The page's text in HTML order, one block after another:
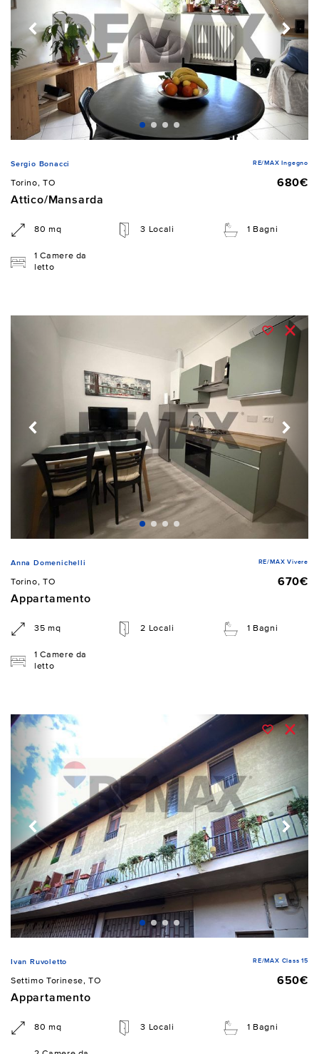
Sergio Bonacci RE/MAX Ingegno
Torino, TO
680€
Attico/Mansarda
80 mq 3 Locali 1 Bagni
1 Camere da
letto
Anna Domenichelli RE/MAX Vivere
Torino, TO
670€
Appartamento
35 mq 2 Locali 1 Bagni
1 Camere da
letto
Ivan Ruvoletto RE/MAX Class 15
Settimo Torinese, TO
650€
Appartamento
80 mq 3 Locali 1 Bagni